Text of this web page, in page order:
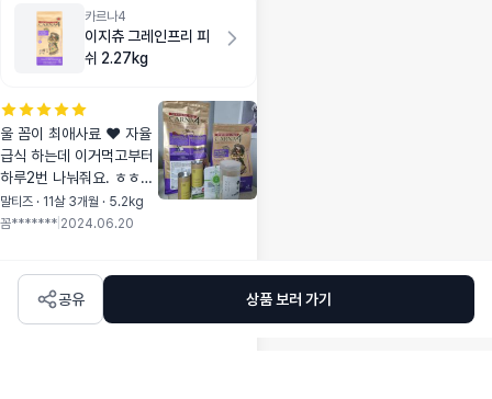
해요 !
카르나4
이지츄 그레인프리 피
쉬 2.27kg
울 꼼이 최애사료 ❤️ 자율
급식 하는데 이거먹고부터
하루2번 나눠줘요. ㅎㅎㅎ
생긴게 뭔가 먹어보고싶게
생겨서 한알 집어서 자세히
접어들어서 건강관리 중인
말티즈 · 11살 3개월 · 5.2kg
꼼******* 2024.06.20
공유 상품 보러 가기